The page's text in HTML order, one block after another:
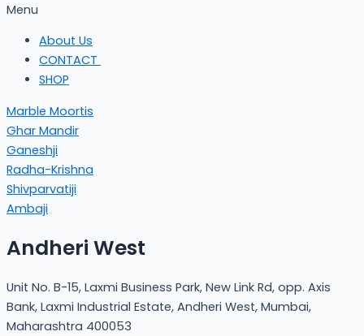
Menu
About Us
CONTACT
SHOP
Marble Moortis
Ghar Mandir
Ganeshji
Radha-Krishna
Shivparvatiji
Ambaji
Andheri West
Unit No. B-15, Laxmi Business Park, New Link Rd, opp. Axis
Bank, Laxmi Industrial Estate, Andheri West, Mumbai,
Maharashtra 400053